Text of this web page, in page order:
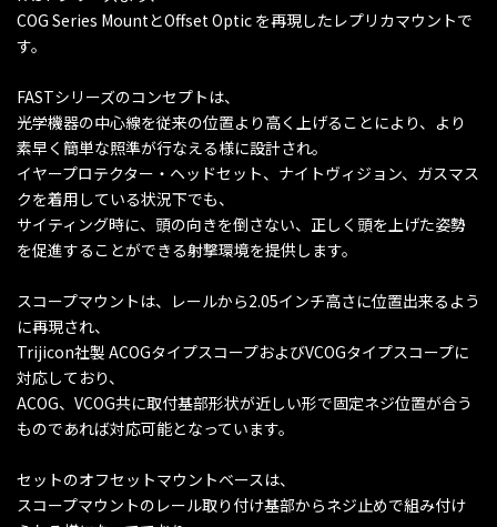
COG Series MountとOffset Optic を再現したレプリカマウントで
す。
FASTシリーズのコンセプトは、
光学機器の中心線を従来の位置より高く上げることにより、より
素早く簡単な照準が行なえる様に設計され。
イヤープロテクター・ヘッドセット、ナイトヴィジョン、ガスマス
クを着用している状況下でも、
サイティング時に、頭の向きを倒さない、正しく頭を上げた姿勢
を促進することができる射撃環境を提供します。
スコープマウントは、レールから2.05インチ高さに位置出来るよう
に再現され、
Trijicon社製 ACOGタイプスコープおよびVCOGタイプスコープに
対応しており、
ACOG、VCOG共に取付基部形状が近しい形で固定ネジ位置が合う
ものであれば対応可能となっています。
セットのオフセットマウントベースは、
スコープマウントのレール取り付け基部からネジ止めで組み付け